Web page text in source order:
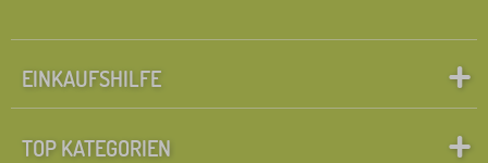
EINKAUFSHILFE
TOP KATEGORIEN